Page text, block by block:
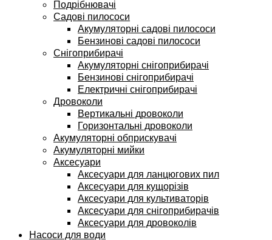
Подрібнювачі
Садові пилососи
Акумуляторні садові пилососи
Бензинові садові пилососи
Снігоприбирачі
Акумуляторні снігоприбирачі
Бензинові снігоприбирачі
Електричні снігоприбирачі
Дровоколи
Вертикальні дровоколи
Горизонтальні дровоколи
Акумуляторні обприскувачі
Акумуляторні мийки
Аксесуари
Аксесуари для ланцюгових пил
Аксесуари для кущорізів
Аксесуари для культиваторів
Аксесуари для снігоприбирачів
Аксесуари для дровоколів
Насоси для води